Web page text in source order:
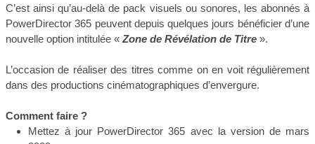
C’est ainsi qu’au-delà de pack visuels ou sonores, les abonnés à
PowerDirector 365 peuvent depuis quelques jours bénéficier d’une
nouvelle option intitulée « Zone de Révélation de Titre ».
L’occasion de réaliser des titres comme on en voit régulièrement
dans des productions cinématographiques d’envergure.
Comment faire ?
Mettez à jour PowerDirector 365 avec la version de mars